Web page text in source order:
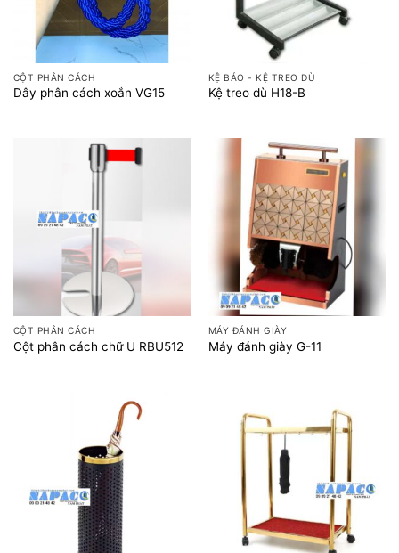
CỘT PHÂN CÁCH
Dây phân cách xoắn VG15
KỆ BÁO - KỆ TREO DÙ
Kệ treo dù H18-B
CỘT PHÂN CÁCH
Cột phân cách chữ U RBU512
MÁY ĐÁNH GIÀY
Máy đánh giày G-11